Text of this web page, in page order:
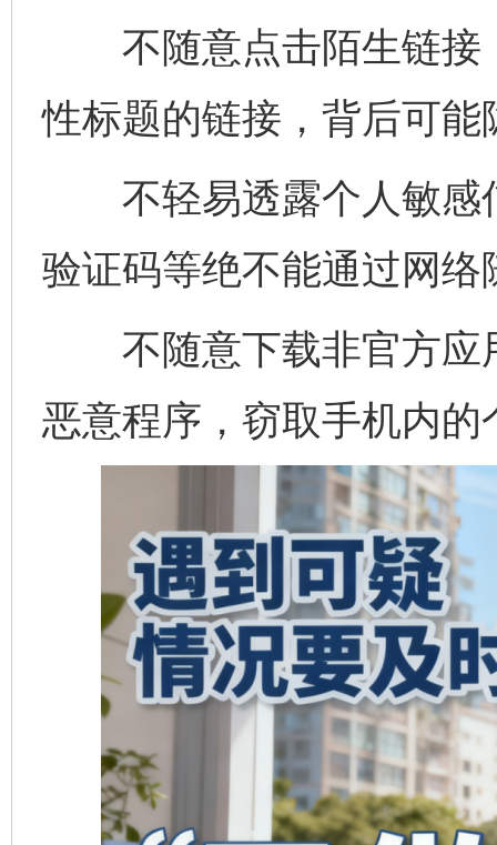
不随意点击陌生链接
性标题的链接，背后可能
不轻易透露个人敏感
验证码等绝不能通过网络
不随意下载非官方应
恶意程序，窃取手机内的